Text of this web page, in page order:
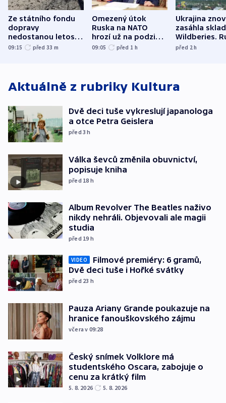
Ze státního fondu
dopravy
nedostanou letos
kraje na silnice ani
09:15 před 33 m
Omezený útok
Ruska na NATO
hrozí už na podzim,
varují tajné služby
09:05 před 1 h
Ukrajina
zasáhla
Wildberies.
útočili v
před 2h
Aktuálně z rubriky Kultura
Dvě deci tuše vykreslují japanologa
a otce Petra Geislera
před 3h
Válka ševců změnila obuvnictví,
popisuje kniha
před 18 h
Album Revolver The Beatles naživo
nikdy nehráli. Objevovali ale magii
studia
před 19 h
VIDEO
Filmové premiéry: 6 gramů,
Dvě deci tuše i Hořké svátky
před 23 h
Pauza Ariany Grande poukazuje na
hranice fanouškovského zájmu
včera v 09:28
Český snímek Volklore má
studentského Oscara, zabojuje o
cenu za krátký film
5. 8. 2026 5. 8. 2026